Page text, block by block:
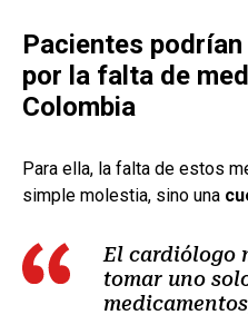
Pacientes
por la falta de
Colombia
Para ella, la falta de estos
simple molestia, sino una
El cardiólogo
tomar uno